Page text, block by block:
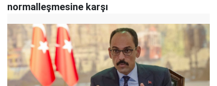
normalleşmesine karşı